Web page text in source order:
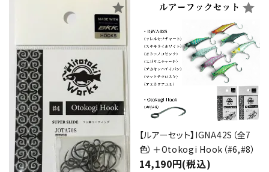
star
【ルアーセット】IGNA42S（全7
色）＋Otokogi Hook（#6,#8）
14,190円(税込)
star